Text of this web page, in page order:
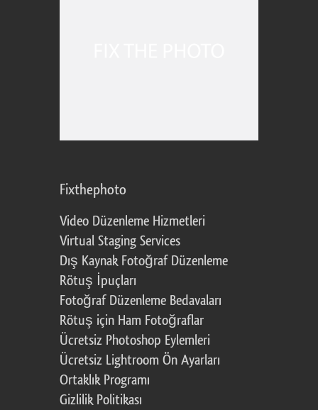
Fixthephoto
Video Düzenleme Hizmetleri
Virtual Staging Services
Dış Kaynak Fotoğraf Düzenleme
Rötuş İpuçları
Fotoğraf Düzenleme Bedavaları
Rötuş için Ham Fotoğraflar
Ücretsiz Photoshop Eylemleri
Ücretsiz Lightroom Ön Ayarları
Ortaklık Programı
Gizlilik Politikası